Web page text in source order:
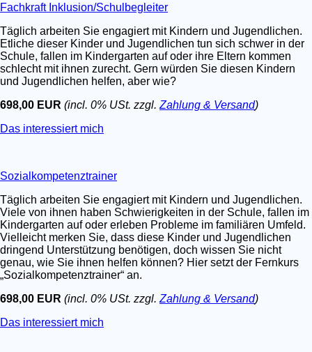
Fachkraft Inklusion/Schulbegleiter
Täglich arbeiten Sie engagiert mit Kindern und Jugendlichen.
Etliche dieser Kinder und Jugendlichen tun sich schwer in der
Schule, fallen im Kindergarten auf oder ihre Eltern kommen
schlecht mit ihnen zurecht. Gern würden Sie diesen Kindern
und Jugendlichen helfen, aber wie?
698,00 EUR (incl. 0% USt. zzgl. Zahlung & Versand)
Das interessiert mich
Sozialkompetenztrainer
Täglich arbeiten Sie engagiert mit Kindern und Jugendlichen.
Viele von ihnen haben Schwierigkeiten in der Schule, fallen im
Kindergarten auf oder erleben Probleme im familiären Umfeld.
Vielleicht merken Sie, dass diese Kinder und Jugendlichen
dringend Unterstützung benötigen, doch wissen Sie nicht
genau, wie Sie ihnen helfen können? Hier setzt der Fernkurs
„Sozialkompetenztrainer“ an.
698,00 EUR (incl. 0% USt. zzgl. Zahlung & Versand)
Das interessiert mich